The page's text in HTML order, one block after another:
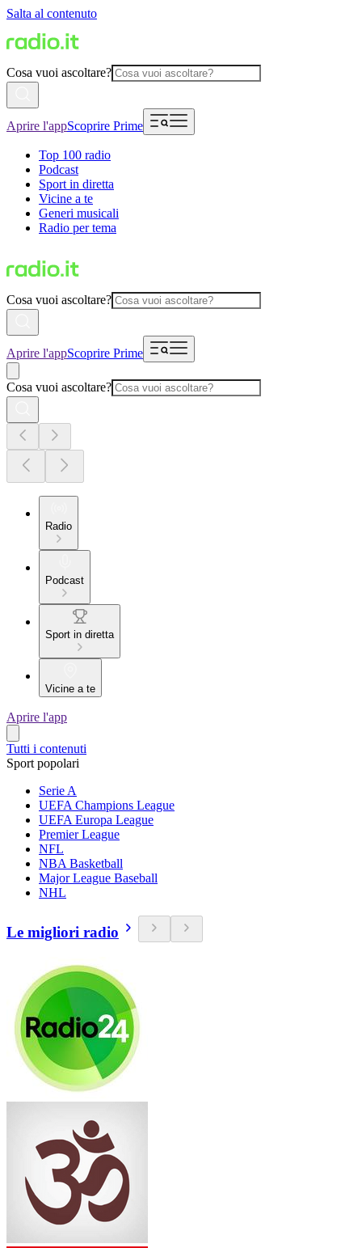
Salta al contenuto
Cosa vuoi ascoltare?
Aprire l'appScoprire Prime
Top 100 radio
Podcast
Sport in diretta
Vicine a te
Generi musicali
Radio per tema
Cosa vuoi ascoltare?
Aprire l'appScoprire Prime
Cosa vuoi ascoltare?
Radio
Podcast
Sport in diretta
Vicine a te
Aprire l'app
Tutti i contenuti
Sport popolari
Serie A
UEFA Champions League
UEFA Europa League
Premier League
NFL
NBA Basketball
Major League Baseball
NHL
Le migliori radio